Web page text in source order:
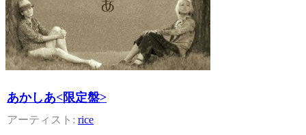
あかしあ<限定盤>
rice